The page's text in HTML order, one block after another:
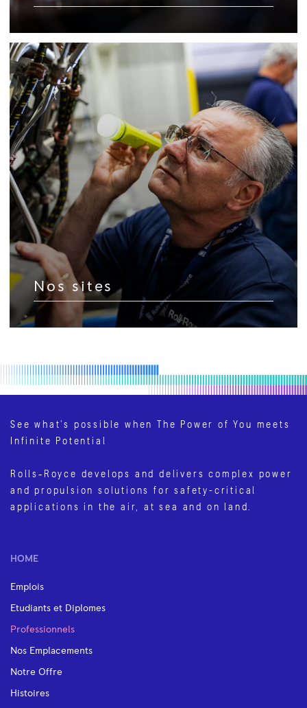
Nos sites
See what’s possible when The Power of You meets
Infinite Potential
Rolls‑Royce develops and delivers complex power
and propulsion solutions for safety-critical
applications in the air, at sea and on land.
HOME
Emplois
Etudiants et Diplomes
Professionnels
Nos Emplacements
Notre Offre
Histoires